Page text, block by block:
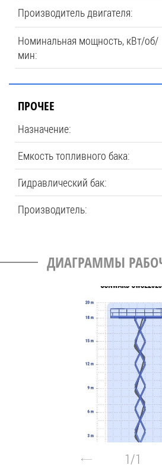
Производитель двигателя:
Номинальная мощность, кВт/об/
мин:
ПРОЧЕЕ
Назначение:
Емкость топливного бака:
Гидравлический бак:
Производитель:
ДИАГРАММЫ
1/1